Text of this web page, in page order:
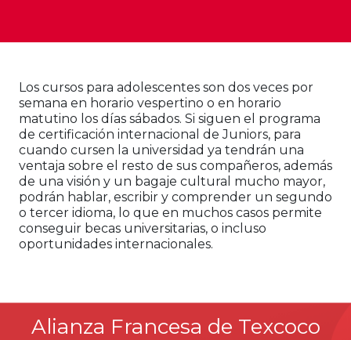
Los cursos para adolescentes son dos veces por
semana en horario vespertino o en horario
matutino los días sábados. Si siguen el programa
de certificación internacional de Juniors, para
cuando cursen la universidad ya tendrán una
ventaja sobre el resto de sus compañeros, además
de una visión y un bagaje cultural mucho mayor,
podrán hablar, escribir y comprender un segundo
o tercer idioma, lo que en muchos casos permite
conseguir becas universitarias, o incluso
oportunidades internacionales.
Alianza Francesa de Texcoco